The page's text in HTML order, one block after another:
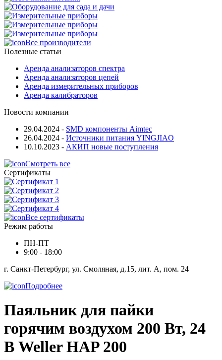
Все производители
Полезные статьи
Аренда анализаторов спектра
Аренда анализаторов цепей
Аренда измерительных приборов
Аренда калибраторов
Новости компании
29.04.2024 - SMD компоненты Aimtec
26.04.2024 - Источники питания YINGJIAO
10.10.2023 - АКИП новые поступления
Смотреть все
Сертификаты
Все сертификаты
Режим работы
ПН-ПТ
9:00 - 18:00
г. Санкт-Петербург, ул. Смоляная, д.15, лит. А, пом. 24
Подробнее
Паяльник для пайки
горячим воздухом 200 Вт, 24
В Weller HAP 200